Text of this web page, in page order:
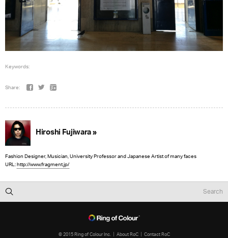
Keywords:
Share:
Hiroshi Fujiwara »
Fashion Designer, Musician, University Professor and Japanese Artist of many faces
URL:http://www.fragment.jp/
© 2015 Ring of Colour Inc. About RoC Contact RoC